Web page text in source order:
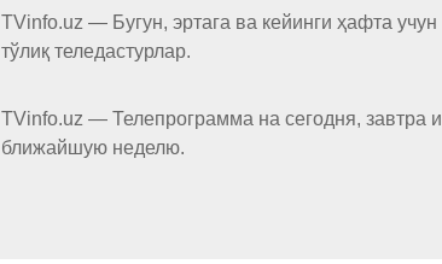
TVinfo.uz — Бугун, эртага ва кейинги ҳафта учун
тўлиқ теледастурлар.
TVinfo.uz — Телепрограмма на сегодня, завтра и
ближайшую неделю.